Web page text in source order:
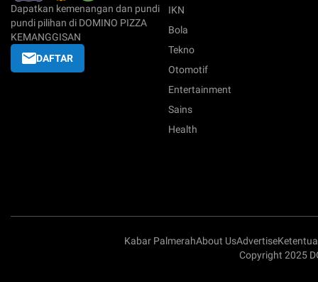
Dapatkan kemenangan dan pundi
pundi pilihan di DOMINO PIZZA
KEMANGGISAN
DAFTAR
IKN
Bola
Tekno
Otomotif
Entertainment
Sains
Health
Kabar PalmerahAbout UsAdvertise
Copyright 2025